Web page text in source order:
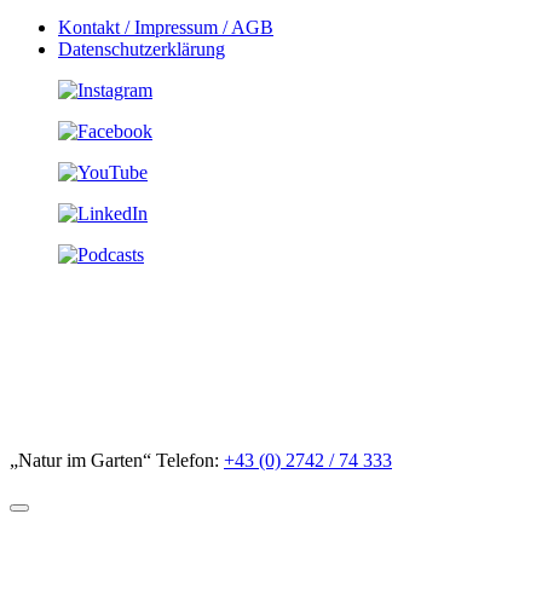
Kontakt / Impressum / AGB
Datenschutzerklärung
„Natur im Garten“ Telefon: +43 (0) 2742 / 74 333